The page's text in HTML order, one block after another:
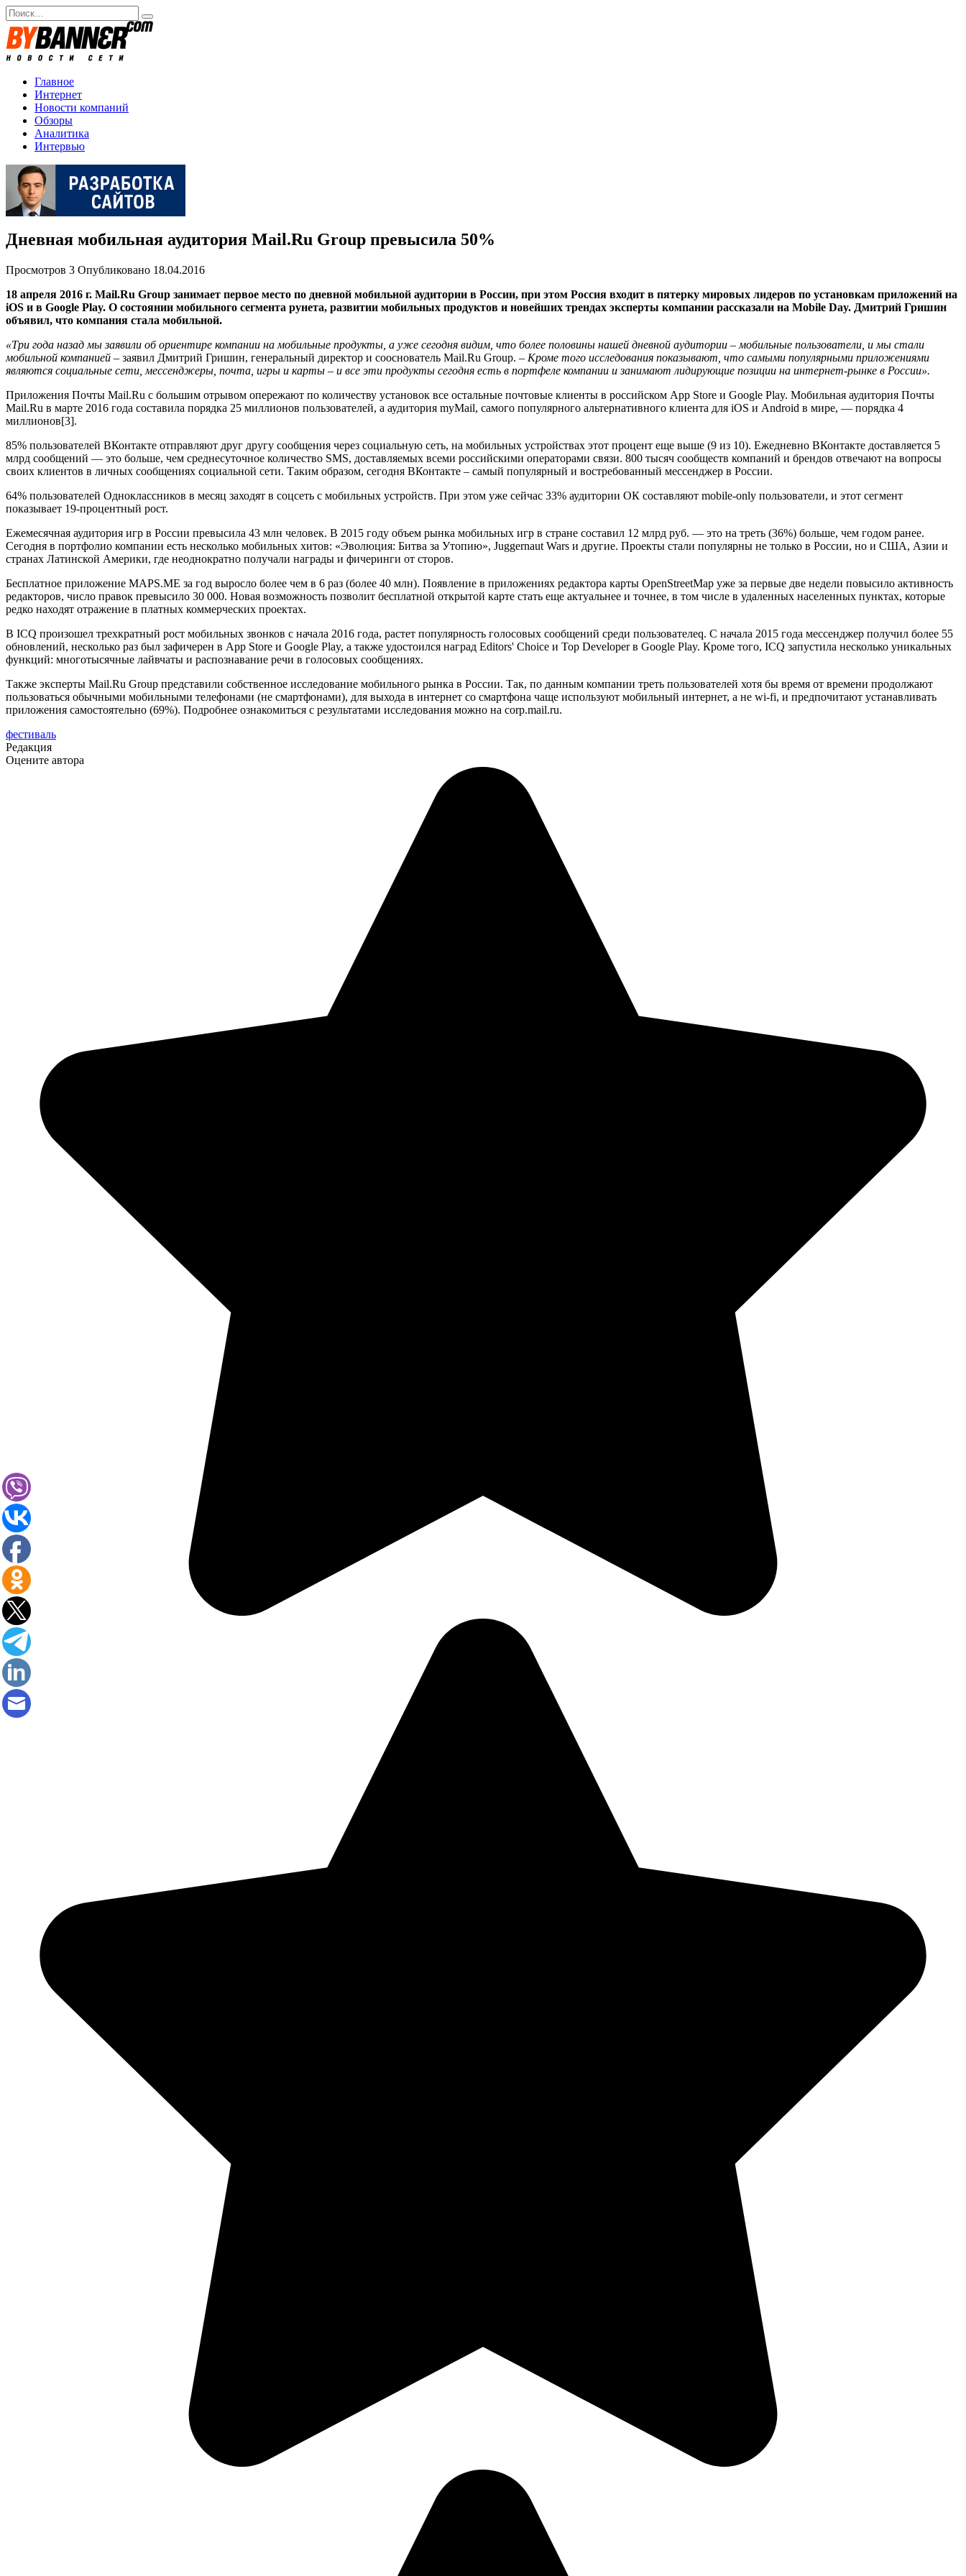
Перейти
к
содержанию
Search
for:
Главное
Интернет
Новости компаний
Обзоры
Аналитика
Интервью
Дневная мобильная аудитория Mail.Ru Group превысила 50%
Просмотров 3 Опубликовано 18.04.2016
18 апреля 2016 г. Mail.Ru Group занимает первое место по дневной мобильной аудитории в России, при этом Россия входит в пятерку мировых лидеров по установкам приложений на
iOS и в Google Play. О состоянии мобильного сегмента рунета, развитии мобильных продуктов и новейших трендах эксперты компании рассказали на Mobile Day. Дмитрий Гришин
объявил, что компания стала мобильной.
«Три года назад мы заявили об ориентире компании на мобильные продукты, а уже сегодня видим, что более половины нашей дневной аудитории – мобильные пользователи, и мы стали
мобильной компанией – заявил Дмитрий Гришин, генеральный директор и сооснователь Mail.Ru Group. – Кроме того исследования показывают, что самыми популярными приложениями
являются социальные сети, мессенджеры, почта, игры и карты – и все эти продукты сегодня есть в портфеле компании и занимают лидирующие позиции на интернет-рынке в России».
Приложения Почты Mail.Ru с большим отрывом опережают по количеству установок все остальные почтовые клиенты в российском App Store и Google Play. Мобильная аудитория Почты
Mail.Ru в марте 2016 года составила порядка 25 миллионов пользователей, а аудитория myMail, самого популярного альтернативного клиента для iOS и Android в мире, — порядка 4
миллионов[3].
85% пользователей ВКонтакте отправляют друг другу сообщения через социальную сеть, на мобильных устройствах этот процент еще выше (9 из 10). Ежедневно ВКонтакте доставляется 5
млрд сообщений — это больше, чем среднесуточное количество SMS, доставляемых всеми российскими операторами связи. 800 тысяч сообществ компаний и брендов отвечают на вопросы
своих клиентов в личных сообщениях социальной сети. Таким образом, сегодня ВКонтакте – самый популярный и востребованный мессенджер в России.
64% пользователей Одноклассников в месяц заходят в соцсеть с мобильных устройств. При этом уже сейчас 33% аудитории ОК составляют mobile-only пользователи, и этот сегмент
показывает 19-процентный рост.
Ежемесячная аудитория игр в России превысила 43 млн человек. В 2015 году объем рынка мобильных игр в стране составил 12 млрд руб. — это на треть (36%) больше, чем годом ранее.
Сегодня в портфолио компании есть несколько мобильных хитов: «Эволюция: Битва за Утопию», Juggernaut Wars и другие. Проекты стали популярны не только в России, но и США, Азии и
странах Латинской Америки, где неоднократно получали награды и фичеринги от сторов.
Бесплатное приложение MAPS.ME за год выросло более чем в 6 раз (более 40 млн). Появление в приложениях редактора карты OpenStreetMap уже за первые две недели повысило активность
редакторов, число правок превысило 30 000. Новая возможность позволит бесплатной открытой карте стать еще актуальнее и точнее, в том числе в удаленных населенных пунктах, которые
редко находят отражение в платных коммерческих проектах.
В ICQ произошел трехкратный рост мобильных звонков с начала 2016 года, растет популярность голосовых сообщений среди пользователеq. С начала 2015 года мессенджер получил более 55
обновлений, несколько раз был зафичерен в App Store и Google Play, а также удостоился наград Editors' Choice и Top Developer в Google Play. Кроме того, ICQ запустила несколько уникальных
функций: многотысячные лайвчаты и распознавание речи в голосовых сообщениях.
Также эксперты Mail.Ru Group представили собственное исследование мобильного рынка в России. Так, по данным компании треть пользователей хотя бы время от времени продолжают
пользоваться обычными мобильными телефонами (не смартфонами), для выхода в интернет со смартфона чаще используют мобильный интернет, а не wi-fi, и предпочитают устанавливать
приложения самостоятельно (69%). Подробнее ознакомиться с результатами исследования можно на corp.mail.ru.
фестиваль
Редакция
Оцените автора